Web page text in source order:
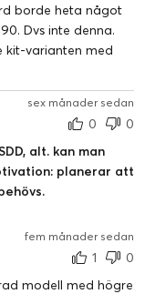
borde heta något
Dvs inte denna.
kit-varianten med
sex månader sedan
0
0
alt. kan man
planerar att
fem månader sedan
1
0
modell med högre